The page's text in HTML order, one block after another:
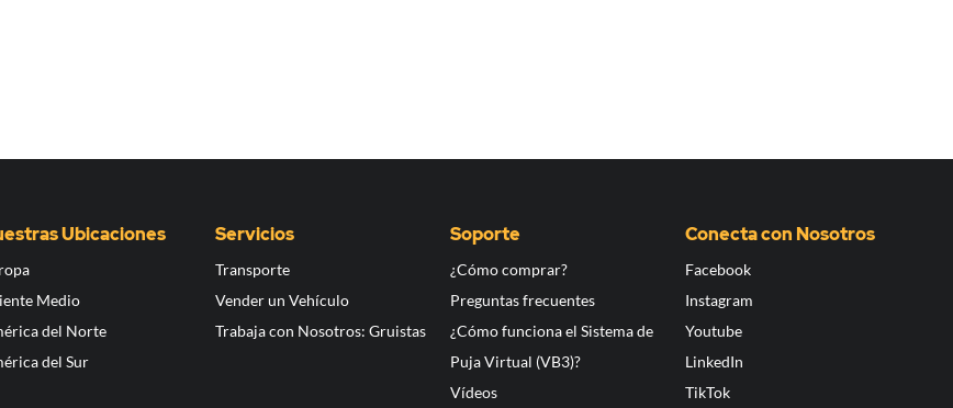
Ubicaciones
Medio
del Norte
del Sur
Servicios
Transporte
Vender un Vehículo
Trabaja con Nosotros: Gruistas
Soporte
¿Cómo comprar?
Preguntas frecuentes
¿Cómo funciona el Sistema de
Puja Virtual (VB3)?
Vídeos
Conecta con Nosotros
Facebook
Instagram
Youtube
LinkedIn
TikTok